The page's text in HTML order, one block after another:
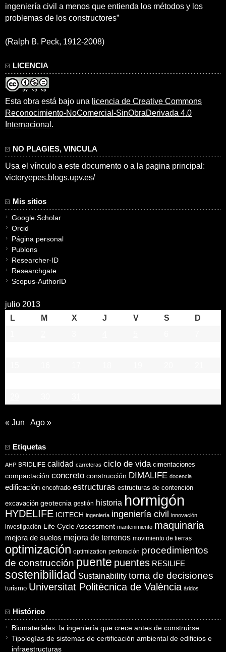
ingeniería civil a menos que entienda los métodos y los
problemas de los constructores”
(Ralph B. Peck, 1912-2008)
LICENCIA
Esta obra está bajo una licencia de Creative Commons
Reconocimiento-NoComercial-SinObraDerivada 4.0
Internacional .
NO PLAGIES, VINCULA
Usa el vínculo a este documento o a la pagina principal:
victoryepes.blogs.upv.es/
Mis sitios
Google Scholar
Orcid
Página personal
Publons
Researcher-ID
Researchgate
Scopus-AuthorID
julio 2013
L
M X J V S
D
« Jun Ago »
Etiquetas
AHP BRIDLIFE calidad carreteras ciclo de vida cimentaciones
compactación concreto construcción DIMALIFE docencia
edificación encofrado estructuras estructuras de contención
excavación geotecnia gestión historia hormigón
HYDELIFE ICITECH ingeniería ingeniería civil innovación
investigación Life Cycle Assessment mantenimiento maquinaria
mejora de suelos mejora de terrenos movimiento de tierras
optimización optimization perforación procedimientos
de construcción puente puentes RESILIFE
sostenibilidad Sustainability toma de decisiones
turismo Universitat Politècnica de València áridos
Histórico
Biomateriales: la ingeniería que crece antes de construirse
Tipologías de sistemas de certificación ambiental de edificios e
infraestructuras